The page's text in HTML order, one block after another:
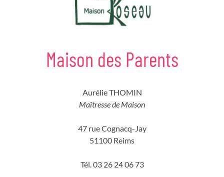
Maison des Parents
Aurélie THOMIN
Maîtresse de Maison
47 rue Cognacq-Jay
51100 Reims
Tél. 03 26 24 06 73